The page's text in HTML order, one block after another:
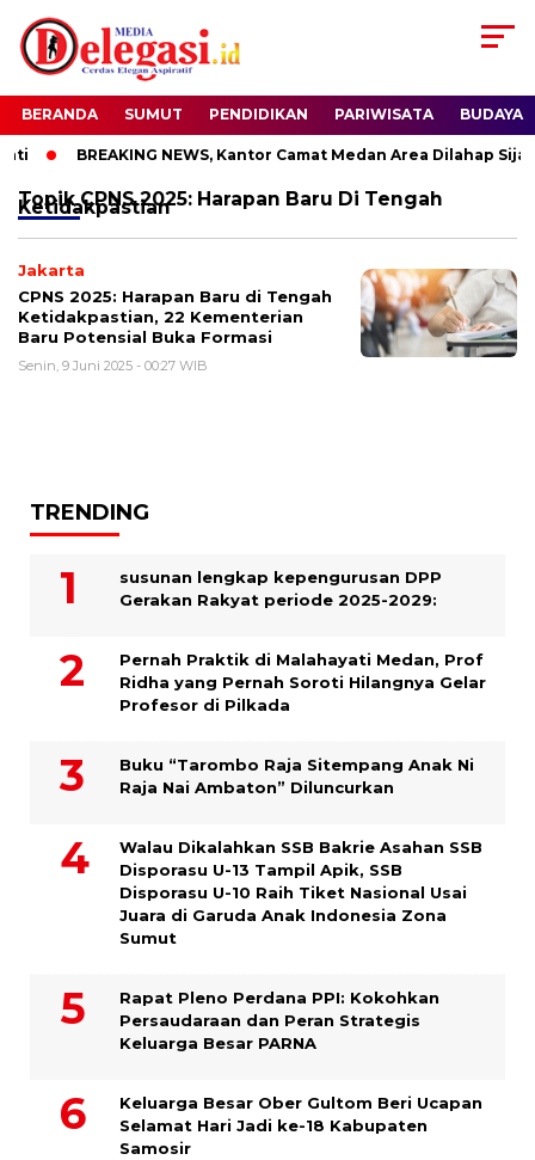
BERANDA SUMUT PENDIDIKAN PARIWISATA BUDAYA
BREAKING NEWS, Kantor Camat Medan Area Dilahap
TopikCPNS 2025: Harapan Baru Di Tengah
Ketidakpastian
Jakarta
CPNS 2025: Harapan Baru di Tengah
Ketidakpastian, 22 Kementerian
Baru Potensial Buka Formasi
Senin, 9 Juni 2025 - 00:27 WIB
TRENDING
susunan lengkap kepengurusan DPP
Gerakan Rakyat periode 2025-2029:
Pernah Praktik di Malahayati Medan, Prof
Ridha yang Pernah Soroti Hilangnya Gelar
Profesor di Pilkada
Buku “Tarombo Raja Sitempang Anak Ni
Raja Nai Ambaton” Diluncurkan
Walau Dikalahkan SSB Bakrie Asahan SSB
Disporasu U-13 Tampil Apik, SSB
Disporasu U-10 Raih Tiket Nasional Usai
Juara di Garuda Anak Indonesia Zona
Sumut
Rapat Pleno Perdana PPI: Kokohkan
Persaudaraan dan Peran Strategis
Keluarga Besar PARNA
Keluarga Besar Ober Gultom Beri Ucapan
Selamat Hari Jadi ke-18 Kabupaten
Samosir